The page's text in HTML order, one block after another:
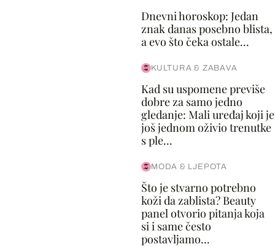
Dnevni horoskop: Jedan
znak danas posebno blista,
a evo što čeka ostale...
KULTURA & ZABAVA
Kad su uspomene previše
dobre za samo jedno
gledanje: Mali uređaj koji je
još jednom oživio trenutke
s ple...
MODA & LJEPOTA
Što je stvarno potrebno
koži da zablista? Beauty
panel otvorio pitanja koja
si i same često
postavljamo...